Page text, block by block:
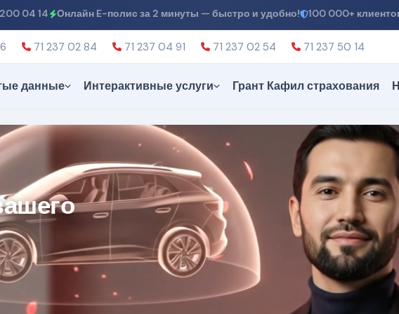
E-полис за 2 минуты — быстро и удобно! 100 000+ клиентов доверяют
71 237 02 84 71 237 04 91 71 237 02 54 71 237 50 14
данные Интерактивные услуги Грант Кафил страхования
для вашего
авто —